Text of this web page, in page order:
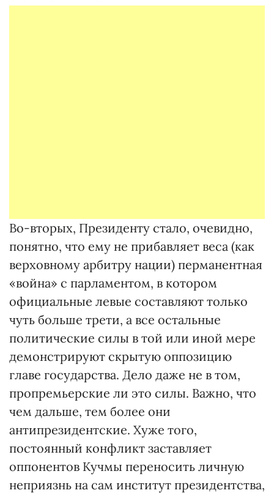
Во-вторых, Президенту стало, очевидно,
понятно, что ему не прибавляет веса (как
верховному арбитру нации) перманентная
«война» с парламентом, в котором
официальные левые составляют только
чуть больше трети, а все остальные
политические силы в той или иной мере
демонстрируют скрытую оппозицию
главе государства. Дело даже не в том,
пропремьерские ли это силы. Важно, что
чем дальше, тем более они
антипрезидентские. Хуже того,
постоянный конфликт заставляет
оппонентов Кучмы переносить личную
неприязнь на сам институт президентства,